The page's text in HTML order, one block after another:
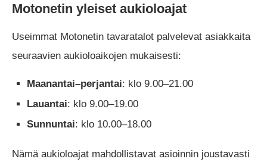
Motonetin yleiset aukioloajat
Useimmat Motonetin tavaratalot palvelevat asiakkaita
seuraavien aukioloaikojen mukaisesti:
Maanantai–perjantai: klo 9.00–21.00
Lauantai: klo 9.00–19.00
Sunnuntai: klo 10.00–18.00
Nämä aukioloajat mahdollistavat asioinnin joustavasti